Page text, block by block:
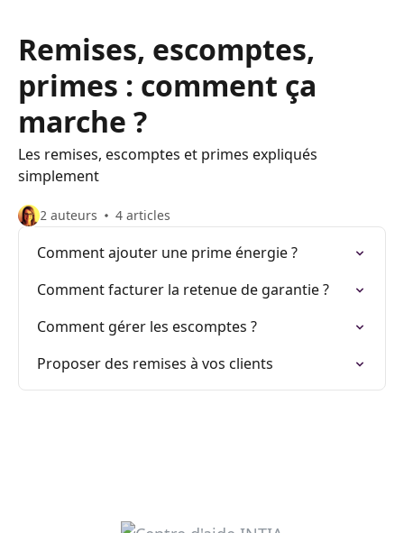
Remises, escomptes,
primes : comment ça
marche ?
Les remises, escomptes et primes expliqués
simplement
2 auteurs 4 articles
Comment ajouter une prime énergie ?
Comment facturer la retenue de garantie ?
Comment gérer les escomptes ?
Proposer des remises à vos clients